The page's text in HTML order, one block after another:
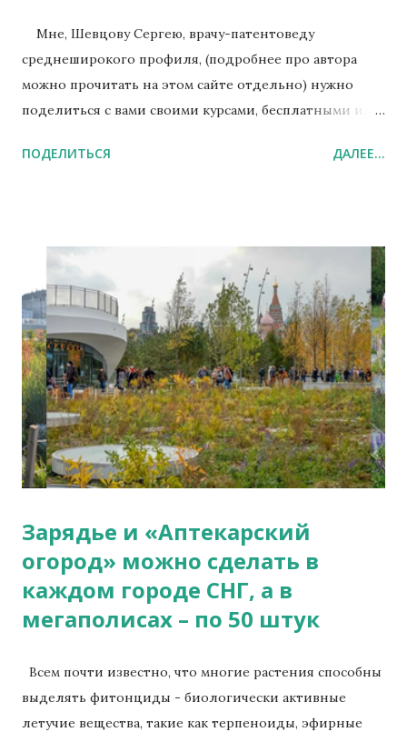
Мне, Шевцову Сергею, врачу-патентоведу
среднеширокого профиля, (подробнее про автора
можно прочитать на этом сайте отдельно) нужно
поделиться с вами своими курсами, бесплатными или
могут вас очень сильно обогатить теоретическими и
сертификата образовательной платформы Stepik ,
который вы потом можете использовать в своём
резюме, в своей рекламе или повесить его распечатку
на стенку для красоты) Два бесплатных поведаю вам
сначала. Курс первый - Биоэнергетика и
саморегуляция температуры тела человека Сразу
нужно сказать, что курс наш несовершенен пока, ибо
будет дополняться по замечаниям и комментариям
всех его читающим. В нём сейчас пока есть только 5%
от той информации, что я должен вам передать. Во-
ПОДЕЛИТЬСЯ ДАЛЕЕ...
Зарядье и «Аптекарский
огород» можно сделать в
каждом городе СНГ, а в
мегаполисах – по 50 штук
Всем почти известно, что многие растения способны
выделять фитонциды - биологически активные
летучие вещества, такие как терпеноиды, эфирные